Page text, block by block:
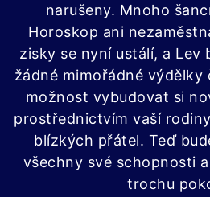
narušeny. Mnoho
Horoskop ani
zisky se nyní ustálí, a Lev
žádné mimořádné výdělky
možnost vybudovat si
prostřednictvím vaší
blízkých přátel. Teď
všechny své schopnosti
trochu